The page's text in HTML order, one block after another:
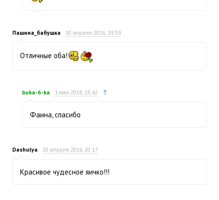
Пашина_бабушка 30 апреля 2016, 19:39
Отличные оба!
buka-6-ka 1 мая 2016, 15:42 ↑
Фаина, спасибо
Dashulya 30 апреля 2016, 20:17
Красивое чудесное яичко!!!